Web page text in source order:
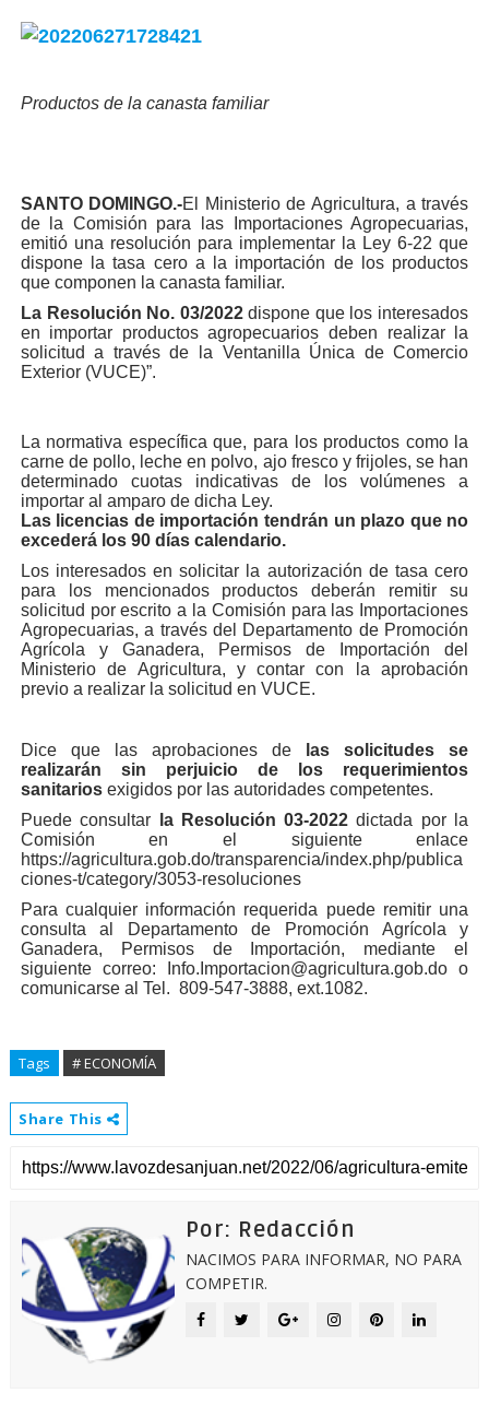
Productos de la canasta familiar
SANTO DOMINGO.-El Ministerio de Agricultura, a través
de la Comisión para las Importaciones Agropecuarias,
emitió una resolución para implementar la Ley 6-22 que
dispone latasa cero a la importación de los productos
que componen la canasta familiar.
La Resolución No. 03/2022dispone que los interesados
en importar productos agropecuarios deben realizar la
solicitud a través de la Ventanilla Única de Comercio
Exterior (VUCE)”.
La normativa específica que, para los productos como la
carne de pollo, leche en polvo, ajo fresco y frijoles, se han
determinado cuotas indicativas de los volúmenes a
importar al amparo de dicha Ley.
Las licencias de importación tendrán un plazo que no
excederá los 90 días calendario.
Los interesados en solicitar la autorización de tasa cero
para los mencionados productos deberán remitir su
solicitud por escrito a la Comisión para las Importaciones
Agropecuarias, a través del Departamento de Promoción
Agrícola y Ganadera, Permisos de Importación del
Ministerio de Agricultura, y contar con la aprobación
previo a realizar la solicitud en VUCE.
Dice que las aprobaciones de
las solicitudes se
realizarán sin perjuicio de los requerimientos
sanitariosexigidos por las autoridades competentes.
Puede consultar
la Resolución 03-2022 dictada por la
Comisión en el siguiente enlace
https://agricultura.gob.do/transparencia/index.php/publica
ciones-t/category/3053-resoluciones
Para cualquier información requerida puede remitir una
consulta al Departamento de Promoción Agrícola y
Ganadera, Permisos de Importación, mediante el
siguiente correo: Info.Importacion@agricultura.gob.do o
comunicarse al Tel. 809-547-3888, ext.1082.
Tags # ECONOMÍA
Share This
Por: Redacción
NACIMOS PARA INFORMAR, NO PARA
COMPETIR.